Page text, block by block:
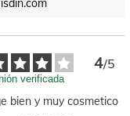
isdin.com
4/5
verificada
bien y muy cosmetico